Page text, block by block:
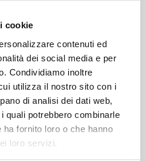
cookie
contenuti ed
dei social media e per
Condividiamo inoltre
utilizza il nostro sito con i
di analisi dei dati web,
quali potrebbero combinarle
fornito loro o che hanno
loro servizi.
carried out in EU member